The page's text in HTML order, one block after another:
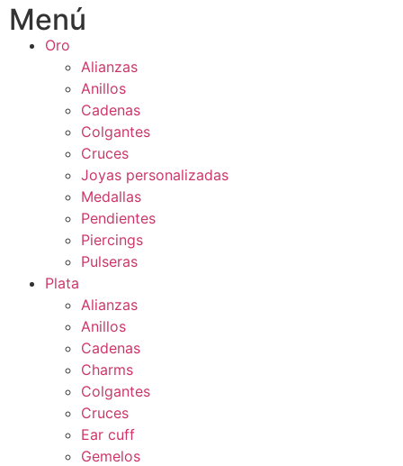
Menú
Oro
Alianzas
Anillos
Cadenas
Colgantes
Cruces
Joyas personalizadas
Medallas
Pendientes
Piercings
Pulseras
Plata
Alianzas
Anillos
Cadenas
Charms
Colgantes
Cruces
Ear cuff
Gemelos